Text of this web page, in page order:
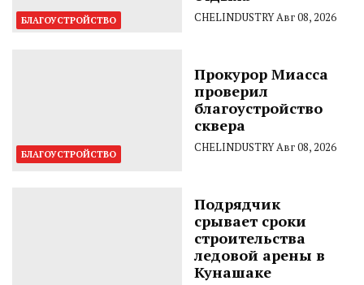
БЛАГОУСТРОЙСТВО CHELINDUSTRYАвг 08, 2026
БЛАГОУСТРОЙСТВО
Прокурор Миасса
проверил
благоустройство
сквера
CHELINDUSTRYАвг 08, 2026
Подрядчик
срывает сроки
строительства
ледовой арены в
Кунашаке